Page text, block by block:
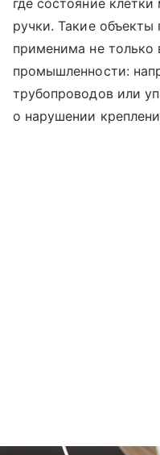
ручки. Такие объекты
применима не только
промышленности:
трубопроводов или
о нарушении